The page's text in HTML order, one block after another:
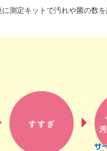
測定キットで汚れや菌の数